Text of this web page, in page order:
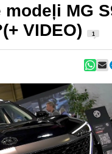
MG
VIDEO)
1